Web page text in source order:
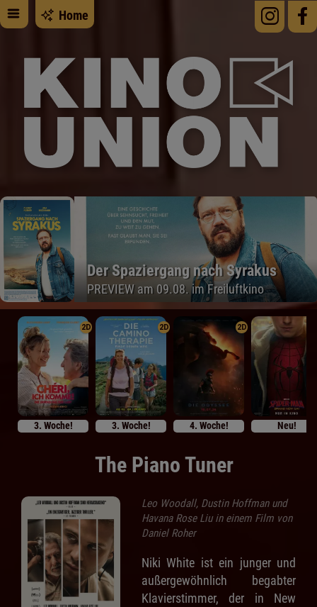
Home
Der Spaziergang nach Syrakus
PREVIEW am 09.08. im Freiluftkino
2D
3. Woche!
2D
3. Woche!
2D
4. Woche! Neu!
The Piano Tuner
Leo Woodall, Dustin Hoffman und
Havana Rose Liu in einem Film von
Daniel Roher
Niki White ist ein junger und
außergewöhnlich begabter
Klavierstimmer, der in New